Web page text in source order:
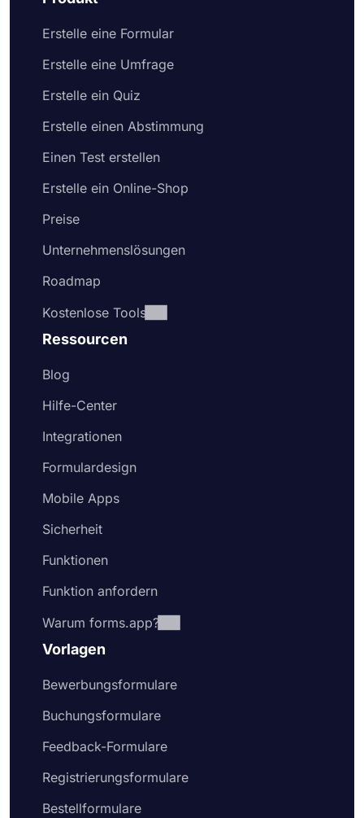
Erstelle eine Formular
Erstelle eine Umfrage
Erstelle ein Quiz
Erstelle einen Abstimmung
Einen Test erstellen
Erstelle ein Online-Shop
Preise
Unternehmenslösungen
Roadmap
Kostenlose Tools
Ressourcen
Blog
Hilfe-Center
Integrationen
Formulardesign
Mobile Apps
Sicherheit
Funktionen
Funktion anfordern
Warum forms.app?
Vorlagen
Bewerbungsformulare
Buchungsformulare
Feedback-Formulare
Registrierungsformulare
Bestellformulare